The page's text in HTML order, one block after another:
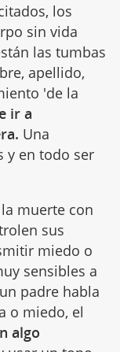
los
sin vida
las tumbas
apellido,
'de la
ir a
Una
y en todo ser
muerte con
sus
miedo o
sensibles a
padre habla
o miedo, el
algo